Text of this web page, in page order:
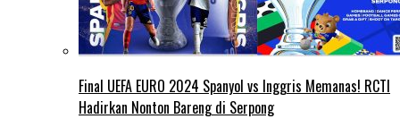
Final UEFA EURO 2024 Spanyol vs Inggris Memanas! RCTI
Hadirkan Nonton Bareng di Serpong